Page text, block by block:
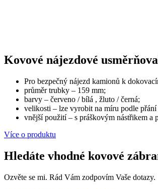
Kovové nájezdové
Pro bezpečný nájezd kamionů k
průměr trubky – 159 mm;
barvy – červeno / bílá , žluto / černá;
velikosti – lze vyrobit na míru podle přání
vnější použití – s práškovým nástřikem a
Více o produktu
Hledáte vhodné kovové
Ozvěte se mi. Rád Vám zodpovím Vaše dotazy.